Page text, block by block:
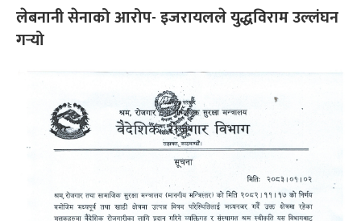
लेबनानी सेनाको आरोप- इजरायलले युद्धविराम उल्लंघन
गर्‍यो